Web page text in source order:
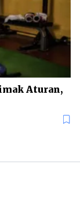
Aturan,